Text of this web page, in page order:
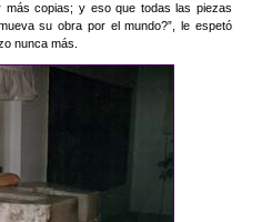
copias; y eso que todas las piezas
su obra por el mundo?”, le espetó
nunca más.